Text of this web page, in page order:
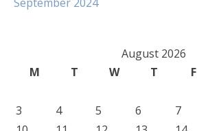
August 2026
M
T W T F
3
4 5 6 7